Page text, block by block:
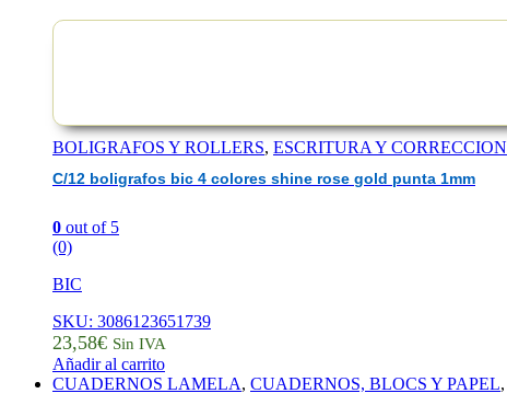
BOLIGRAFOS Y ROLLERS, ESCRITURA Y CORRECCION
C/12 boligrafos bic 4 colores shine rose gold punta 1mm
0 out of 5
(0)
BIC
SKU: 3086123651739
23,58€ Sin IVA
Añadir al carrito
CUADERNOS LAMELA, CUADERNOS, BLOCS Y PAPEL,